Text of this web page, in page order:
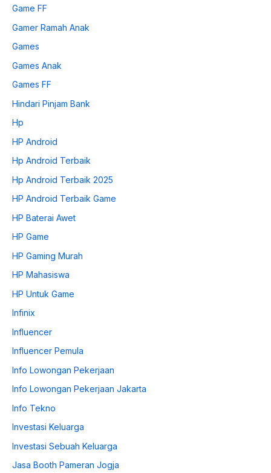
Game FF
Gamer Ramah Anak
Games
Games Anak
Games FF
Hindari Pinjam Bank
Hp
HP Android
Hp Android Terbaik
Hp Android Terbaik 2025
HP Android Terbaik Game
HP Baterai Awet
HP Game
HP Gaming Murah
HP Mahasiswa
HP Untuk Game
Infinix
Influencer
Influencer Pemula
Info Lowongan Pekerjaan
Info Lowongan Pekerjaan Jakarta
Info Tekno
Investasi Keluarga
Investasi Sebuah Keluarga
Jasa Booth Pameran Jogja